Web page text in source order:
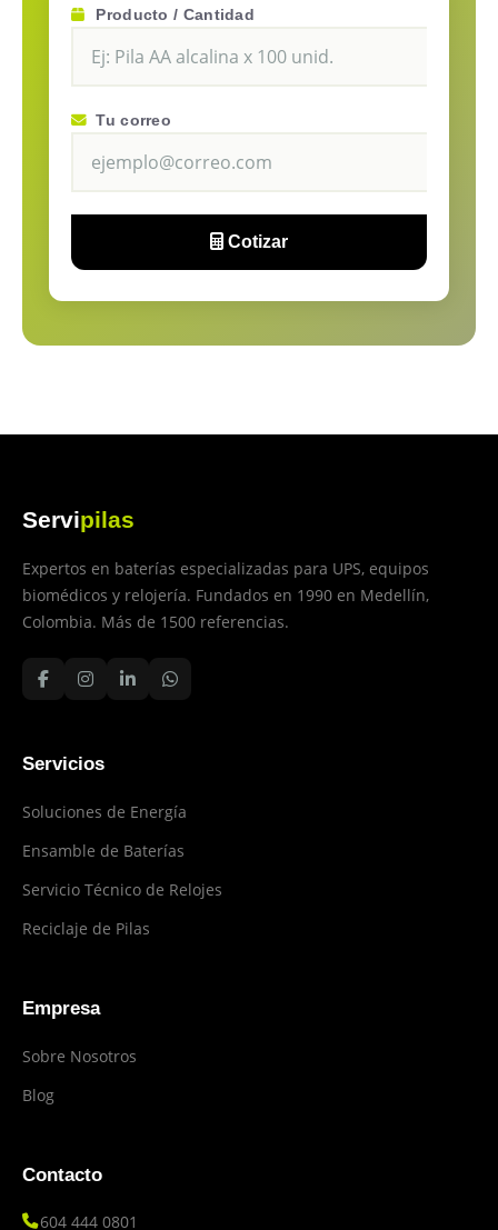
Producto / Cantidad
Tu correo
Cotizar
Servipilas
Expertos en baterías especializadas para UPS, equipos
biomédicos y relojería. Fundados en 1990 en Medellín,
Colombia. Más de 1500 referencias.
Servicios
Soluciones de Energía
Ensamble de Baterías
Servicio Técnico de Relojes
Reciclaje de Pilas
Empresa
Sobre Nosotros
Blog
Contacto
604 444 0801